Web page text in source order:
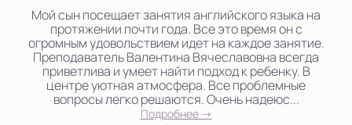
Мой сын посещает занятия английского языка на
протяжении почти года. Все это время он с
огромным удовольствием идет на каждое занятие.
Преподаватель Валентина Вячеславовна всегда
приветлива и умеет найти подход к ребенку. В
центре уютная атмосфера. Все проблемные
вопросы легко решаются. Очень надеюс...
Подробнее →